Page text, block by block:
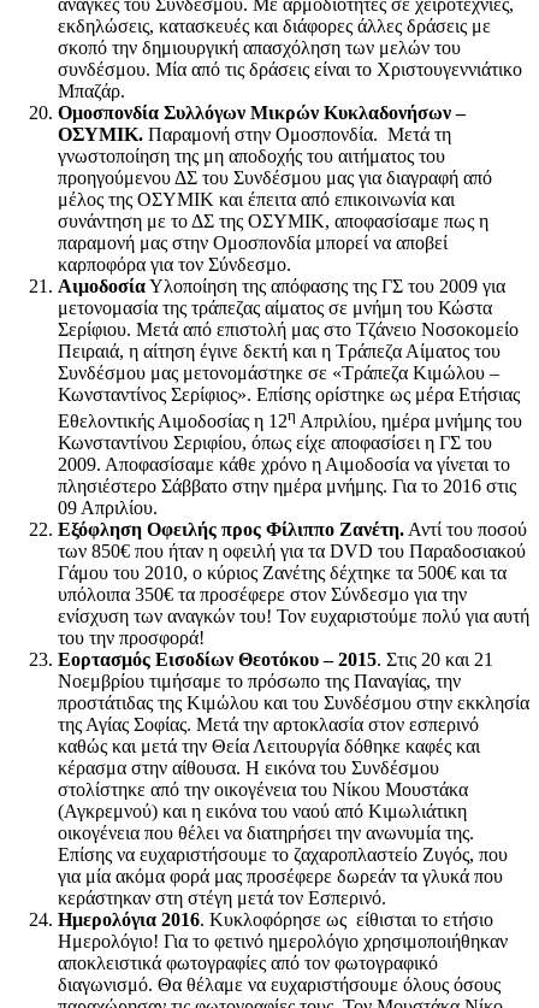
εκδηλώσεις, κατασκευές και διάφορες άλλες δράσεις με
σκοπό την δημιουργική απασχόληση των μελών του
συνδέσμου. Μία από τις δράσεις είναι το Χριστουγεννιάτικο
Μπαζάρ.
Ομοσπονδία Συλλόγων Μικρών Κυκλαδονήσων –
ΟΣΥΜΙΚ. Παραμονή στην Ομοσπονδία. Μετά τη
γνωστοποίηση της μη αποδοχής του αιτήματος του
προηγούμενου ΔΣ του Συνδέσμου μας για διαγραφή από
μέλος της ΟΣΥΜΙΚ και έπειτα από επικοινωνία και
συνάντηση με το ΔΣ της ΟΣΥΜΙΚ, αποφασίσαμε πως η
παραμονή μας στην Ομοσπονδία μπορεί να αποβεί
καρποφόρα για τον Σύνδεσμο.
ΑιμοδοσίαΥλοποίηση της απόφασης της ΓΣ του 2009 για
μετονομασία της τράπεζας αίματος σε μνήμη του Κώστα
Σερίφιου. Μετά από επιστολή μας στο Τζάνειο Νοσοκομείο
Πειραιά, η αίτηση έγινε δεκτή και η Τράπεζα Αίματος του
Συνδέσμου μας μετονομάστηκε σε «Τράπεζα Κιμώλου –
Κωνσταντίνος Σερίφιος». Επίσης ορίστηκε ως μέρα Ετήσιας
Εθελοντικής Αιμοδοσίας η 12η Απριλίου, ημέρα μνήμης του
Κωνσταντίνου Σεριφίου, όπως είχε αποφασίσει η ΓΣ του
2009. Αποφασίσαμε κάθε χρόνο η Αιμοδοσία να γίνεται το
πλησιέστερο Σάββατο στην ημέρα μνήμης. Για το 2016 στις
09 Απριλίου.
Εξόφληση Οφειλής προς Φίλιππο Ζανέτη. Αντί του ποσού
των 850€ που ήταν η οφειλή για τα DVD του Παραδοσιακού
Γάμου του 2010, ο κύριος Ζανέτης δέχτηκε τα 500€ και τα
υπόλοιπα 350€ τα προσέφερε στον Σύνδεσμο για την
ενίσχυση των αναγκών του! Τον ευχαριστούμε πολύ για αυτή
του την προσφορά!
Εορτασμός Εισοδίων Θεοτόκου – 2015. Στις 20 και 21
Νοεμβρίου τιμήσαμε το πρόσωπο της Παναγίας, την
προστάτιδας της Κιμώλου και του Συνδέσμου στην εκκλησία
της Αγίας Σοφίας. Μετά την αρτοκλασία στον εσπερινό
καθώς και μετά την Θεία Λειτουργία δόθηκε καφές και
κέρασμα στην αίθουσα. Η εικόνα του Συνδέσμου
στολίστηκε από την οικογένεια του Νίκου Μουστάκα
(Αγκρεμνού) και η εικόνα του ναού από Κιμωλιάτικη
οικογένεια που θέλει να διατηρήσει την ανωνυμία της.
Επίσης να ευχαριστήσουμε το ζαχαροπλαστείο Ζυγός, που
για μία ακόμα φορά μας προσέφερε δωρεάν τα γλυκά που
κεράστηκαν στη στέγη μετά τον Εσπερινό.
Ημερολόγια 2016. Κυκλοφόρησε ως είθισται το ετήσιο
Ημερολόγιο! Για το φετινό ημερολόγιο χρησιμοποιήθηκαν
αποκλειστικά φωτογραφίες από τον φωτογραφικό
διαγωνισμό. Θα θέλαμε να ευχαριστήσουμε όλους όσους